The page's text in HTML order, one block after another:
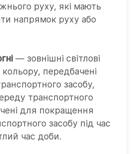
руху, які мають
напрямок руху або
— зовнішні світлові
передбачені
засобу,
транспортного
для покращення
засобу під час
час доби.